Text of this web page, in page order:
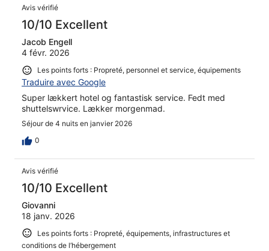
Avis vérifié
10/10 Excellent
Jacob Engell
4 févr. 2026
Les points forts : Propreté, personnel et service, équipements
Traduire avec Google
Super lækkert hotel og fantastisk service. Fedt med
shuttelswrvice. Lækker morgenmad.
Séjour de 4 nuits en janvier 2026
0
Avis vérifié
10/10 Excellent
Giovanni
18 janv. 2026
Les points forts : Propreté, équipements, infrastructures et
conditions de l’hébergement